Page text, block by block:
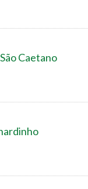
Caetano